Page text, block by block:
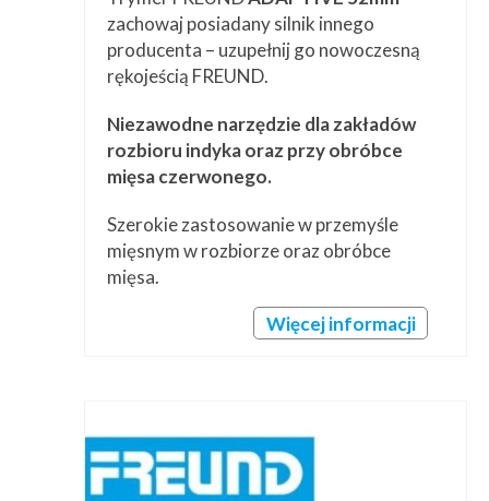
zachowaj posiadany silnik innego
producenta – uzupełnij go nowoczesną
rękojeścią FREUND.
Niezawodne narzędzie dla zakładów
rozbioru indyka oraz przy obróbce
mięsa czerwonego.
Szerokie zastosowanie w przemyśle
mięsnym w rozbiorze oraz obróbce
mięsa.
Więcej informacji